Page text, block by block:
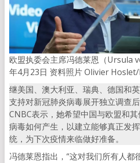
欧盟执委会主席冯德莱恩（Ursula
年4月23日 资料照片 Olivier Hoslet/
继美国、澳大利亚、瑞典、德国和
支持对新冠肺炎病毒展开独立调查
CNBC表示，她希望中国与欧盟和
病毒如何产生，以建立能够真正发
统，为下次疫情来临做好准备。
冯德莱恩指出，“这对我们所有人都